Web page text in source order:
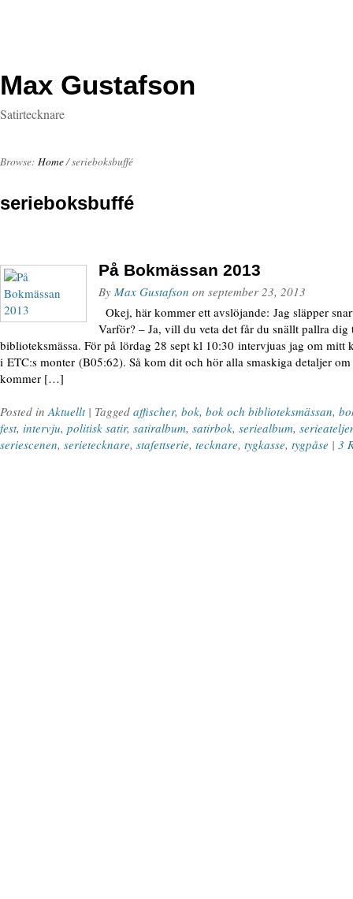
Max Gustafson
Satirtecknare
Browse: Home/serieboksbuffé
serieboksbuffé
På Bokmässan 2013
By Max Gustafson on september 23, 2013
Okej, här kommer ett avslöjande: Jag släpper
Varför? – Ja, vill du veta det får du snällt pallra
biblioteksmässa. För på lördag 28 sept kl 10:30 intervjuas jag om mitt
i ETC:s monter (B05:62). Så kom dit och hör alla smaskiga detaljer
kommer […]
Posted inAktuellt | Tagged affischer, bok, bok och biblioteksmässan,
fest, intervju, politisk satir, satiralbum, satirbok, seriealbum,
seriescenen, serietecknare, stafettserie, tecknare, tygkasse, tygpåse | 3